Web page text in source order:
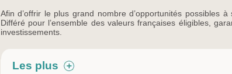
Afin d’offrir le plus grand nombre d’opportunités possibles
Différé pour l’ensemble des valeurs françaises éligibles,
investissements.
Les plus